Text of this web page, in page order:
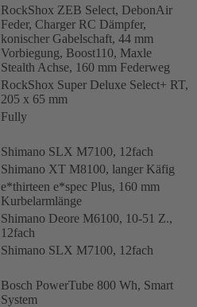
RockShox ZEB Select, DebonAir
Feder, Charger RC Dämpfer,
konischer Gabelschaft, 44 mm
Vorbiegung, Boost110, Maxle
Stealth Achse, 160 mm Federweg
RockShox Super Deluxe Select+ RT,
205 x 65 mm
Fully
Shimano SLX M7100, 12fach
Shimano XT M8100, langer Käfig
e*thirteen e*spec Plus, 160 mm
Kurbelarmlänge
Shimano Deore M6100, 10-51 Z.,
12fach
Shimano SLX M7100, 12fach
Bosch PowerTube 800 Wh, Smart
System